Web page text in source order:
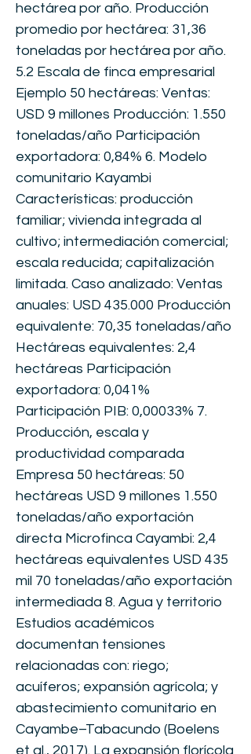
hectárea por año. Producción
promedio por hectárea: 31,36
toneladas por hectárea por año.
5.2 Escala de finca empresarial
Ejemplo 50 hectáreas: Ventas:
USD 9 millones Producción: 1.550
toneladas/año Participación
exportadora: 0,84% 6. Modelo
comunitario Kayambi
Características: producción
familiar; vivienda integrada al
cultivo; intermediación comercial;
escala reducida; capitalización
limitada. Caso analizado: Ventas
anuales: USD 435.000 Producción
equivalente: 70,35 toneladas/año
Hectáreas equivalentes: 2,4
hectáreas Participación
exportadora: 0,041%
Participación PIB: 0,00033% 7.
Producción, escala y
productividad comparada
Empresa 50 hectáreas: 50
hectáreas USD 9 millones 1.550
toneladas/año exportación
directa Microfinca Cayambi: 2,4
hectáreas equivalentes USD 435
mil 70 toneladas/año exportación
intermediada 8. Agua y territorio
Estudios académicos
documentan tensiones
relacionadas con: riego;
acuíferos; expansión agrícola; y
abastecimiento comunitario en
Cayambe–Tabacundo (Boelens
et al., 2017). La expansión florícola